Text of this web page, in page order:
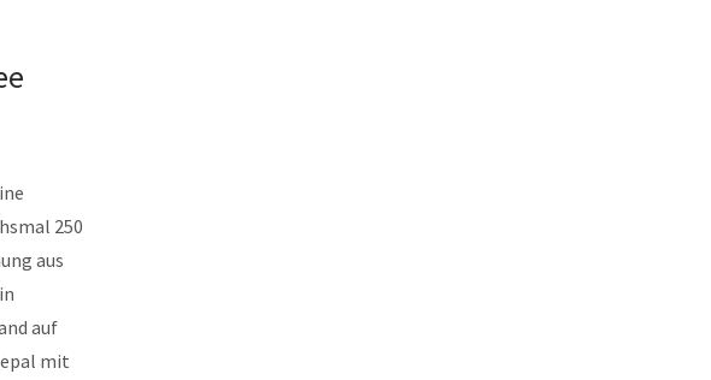
250
aus
auf
mit